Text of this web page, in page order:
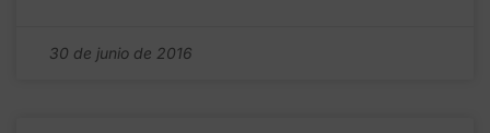
30 de junio de 2016